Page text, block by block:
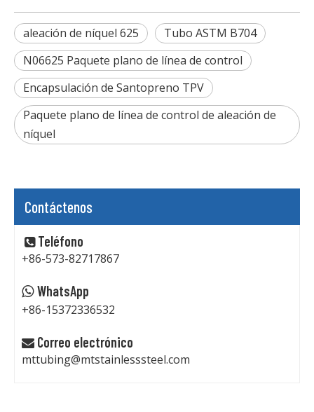
aleación de níquel 625
Tubo ASTM B704
N06625 Paquete plano de línea de control
Encapsulación de Santopreno TPV
Paquete plano de línea de control de aleación de
níquel
Contáctenos
 Teléfono
+86-573-82717867
 WhatsApp
+86-15372336532
 Correo electrónico
mttubing@mtstainlesssteel.com